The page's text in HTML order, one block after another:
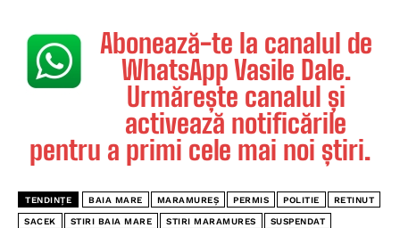
Abonează-te la canalul de
WhatsApp Vasile Dale.
Urmărește canalul și
activează notificările
pentru a primi cele mai noi știri.
TENDINȚE BAIA MARE MARAMUREȘ PERMIS POLITIE RETINUT
SACEK STIRI BAIA MARE STIRI MARAMURES SUSPENDAT